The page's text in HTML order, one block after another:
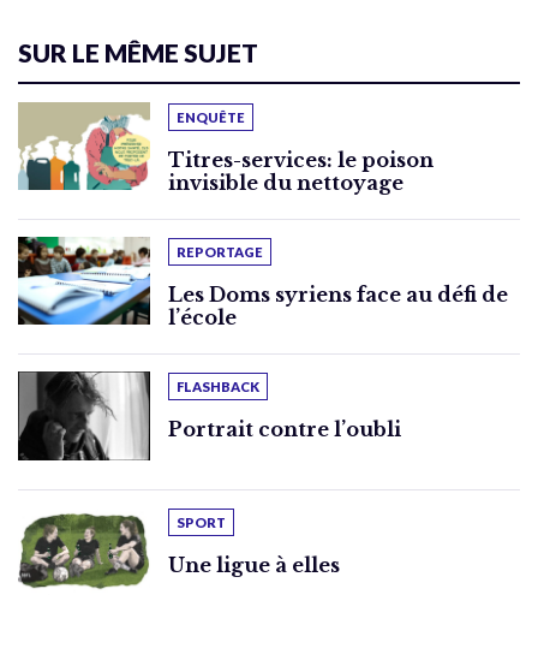
SUR LE MÊME SUJET
ENQUÊTE
Titres-services: le poison
invisible du nettoyage
REPORTAGE
Les Doms syriens face au défi de
l’école
FLASHBACK
Portrait contre l’oubli
SPORT
Une ligue à elles